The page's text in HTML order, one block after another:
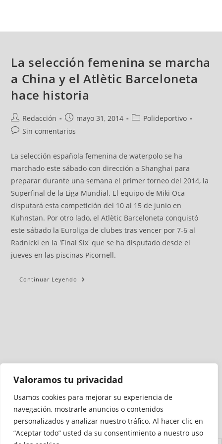
Valoramos tu privacidad
Usamos cookies para mejorar su experiencia de
navegación, mostrarle anuncios o contenidos
personalizados y analizar nuestro tráfico. Al hacer clic en
“Aceptar todo” usted da su consentimiento a nuestro uso
La selección femenina se marcha
a China y el Atlètic Barceloneta
hace historia
Redacción mayo 31, 2014
Polideportivo
Sin comentarios
La selección española femenina de waterpolo se ha
marchado este sábado con dirección a Shanghai para
preparar durante una semana el primer torneo del 2014, la
Superfinal de la Liga Mundial. El equipo de Miki Oca
disputará esta competición del 10 al 15 de junio en
Kuhnstan. Por otro lado, el Atlètic Barceloneta conquistó
este sábado la Euroliga de clubes tras vencer por 7-6 al
Radnicki en la 'Final Six' que se ha disputado desde el
jueves en las piscinas Picornell.
Continuar Leyendo
Medio auditado por